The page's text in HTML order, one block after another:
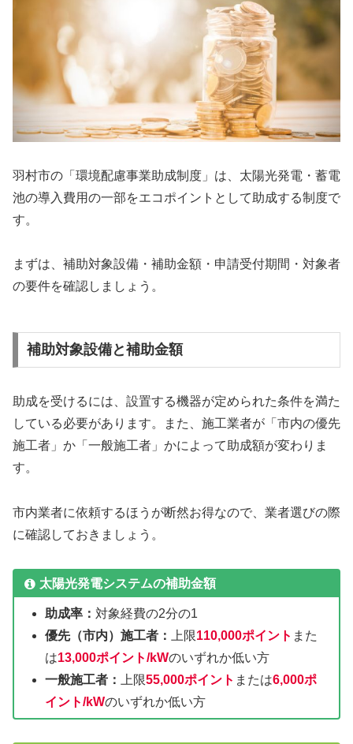
羽村市の「環境配慮事業助成制度」は、太陽光発電・蓄電
池の導入費用の一部をエコポイントとして助成する制度で
す。
まずは、補助対象設備・補助金額・申請受付期間・対象者
の要件を確認しましょう。
補助対象設備と補助金額
助成を受けるには、設置する機器が定められた条件を満た
している必要があります。また、施工業者が「市内の優先
施工者」か「一般施工者」かによって助成額が変わりま
す。
市内業者に依頼するほうが断然お得なので、業者選びの際
に確認しておきましょう。
太陽光発電システムの補助金額
助成率： 対象経費の2分の1
優先（市内）施工者：
上限110,000ポイント また
は13,000ポイント/kWのいずれか低い方
一般施工者：
上限55,000ポイント または6,000ポ
イント/kWのいずれか低い方